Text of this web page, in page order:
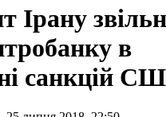
Ірану
в
санкцій